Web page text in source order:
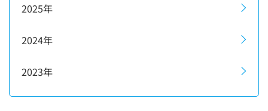
2025年
2024年
2023年